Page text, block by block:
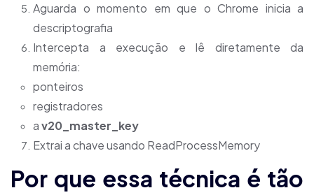
Aguarda o momento em que o Chrome inicia a
descriptografia
Intercepta a execução e lê diretamente da
memória:
ponteiros
registradores
av20_master_key
Extrai a chave usando ReadProcessMemory
Por que essa técnica é tão